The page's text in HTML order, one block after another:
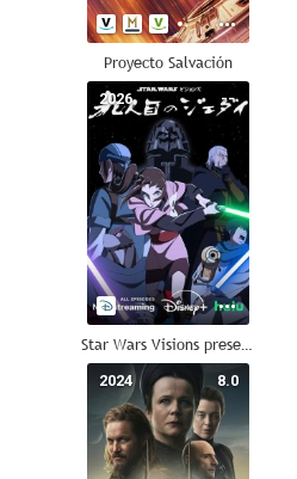
Proyecto Salvación
--
2026
Star Wars Visions presenta: La jedi número 9
8.0
2024